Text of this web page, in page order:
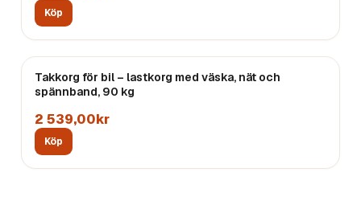
Köp
Takkorg för bil – lastkorg med väska, nät och
spännband, 90 kg
2 539,00kr
Köp